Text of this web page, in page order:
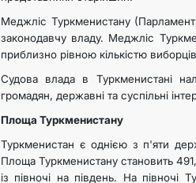
Меджліс Туркменистану
законодавчу владу. Меджліс
приблизно рівною кількістю
Судова влада в Туркменистані
громадян, державні та суспільні
Площа Туркменистану​
Туркменистан є однією з п'яти
Площа Туркменистану становить
із півночі на південь. На півночі